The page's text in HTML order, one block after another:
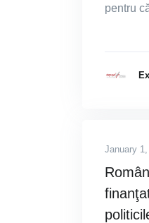
pentru
January